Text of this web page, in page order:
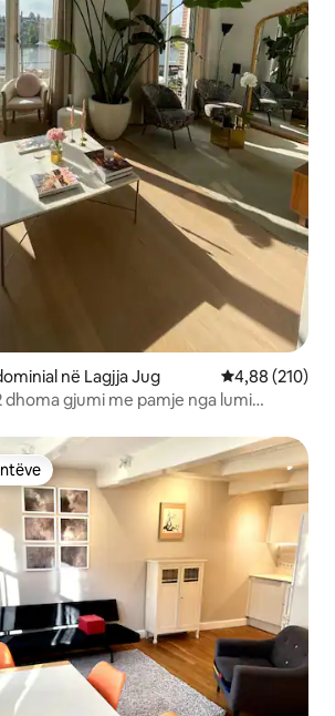
në Lagjja Jug Vlerësimi
4,88 (210)
gjumi me pamje nga lumi
të klientëve